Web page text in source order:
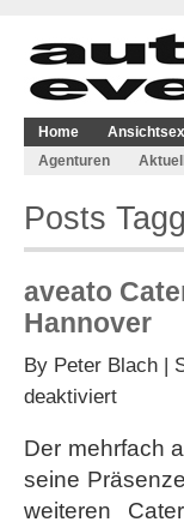
Home
Agenturen
Aktuell
Posts
aveato
Hannover
By Peter Blach |
deaktiviertfür
eröffnet
am
Oktober
Der mehrfach
seine
weiteren